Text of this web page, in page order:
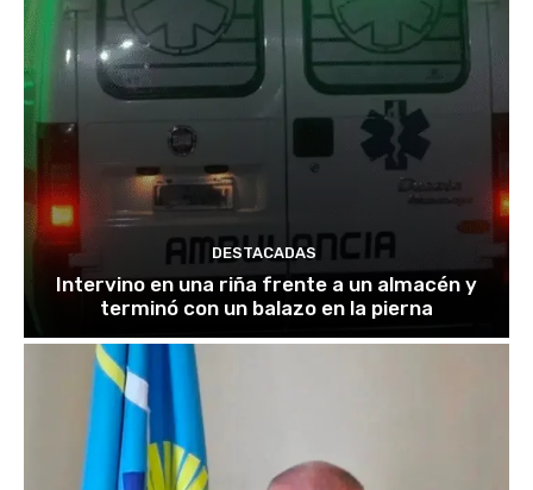
DESTACADAS
Intervino en una riña frente a un almacén y
terminó con un balazo en la pierna